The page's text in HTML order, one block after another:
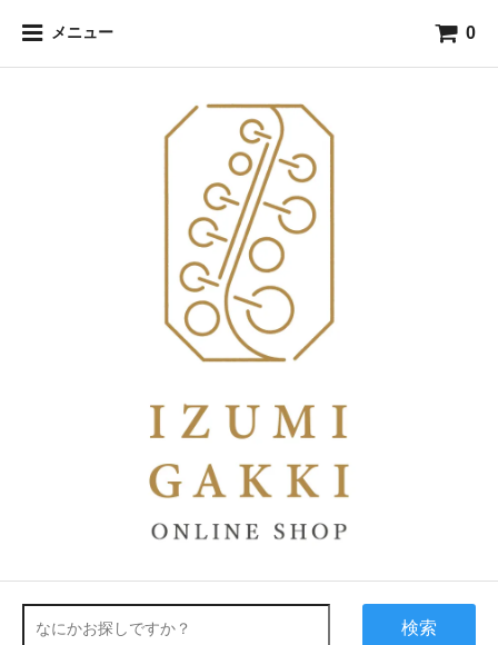
メニュー 0
検索